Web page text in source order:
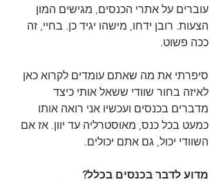
עוברים על אתרי הכנסים, מגישים המון
הצעות. רובן ידחו, מישהו יגיד כן. בחיי, זה
ככה פשוט.
סיפרתי את מה שאתם עומדים לקרוא כאן
לאיזה בחור שוודי ששאל אותי כיצד
מדברים בכנסים ועכשיו אני רואה אותו
כמעט בכל כנס, מאוסטרליה עד יוון. אז אם
השוודי יכול, גם אתם יכולים.
מדוע לדבר בכנסים בכלל?